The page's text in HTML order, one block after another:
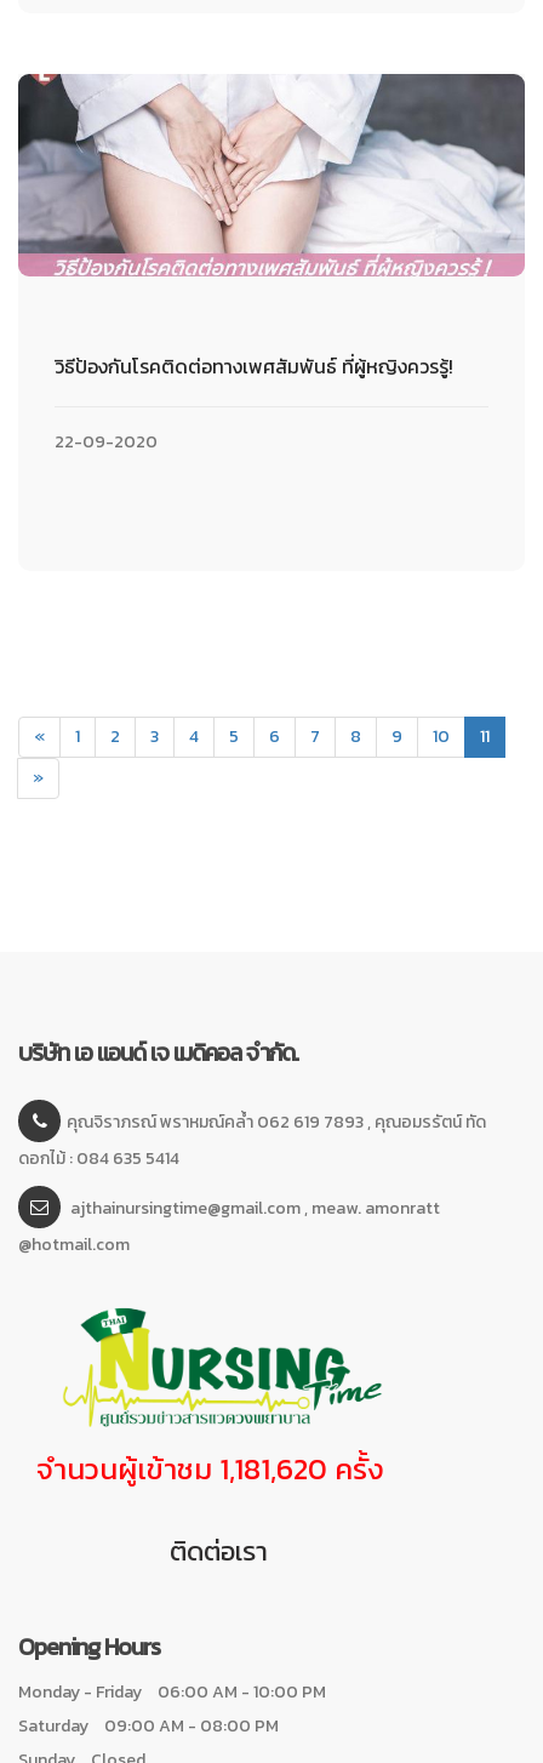
วิธีป้องกันโรคติดต่อทางเพศสัมพันธ์ ที่ผู้หญิงควรรู้!
22-09-2020
« 1 2 3 4 5 6 7 8 9 10 11
»
บริษัท เอ แอนด์ เจ เมดิคอล จำกัด.
คุณจิราภรณ์ พราหมณ์คล้ำ 062 619 7893 , คุณอมรรัตน์ ทัด
ดอกไม้ : 084 635 5414
ajthainursingtime@gmail.com , meaw. amonratt
@hotmail.com
จำนวนผู้เข้าชม 1,181,620 ครั้ง
ติดต่อเรา
Opening Hours
Monday - Friday
06:00 AM - 10:00 PM
Saturday
09:00 AM - 08:00 PM